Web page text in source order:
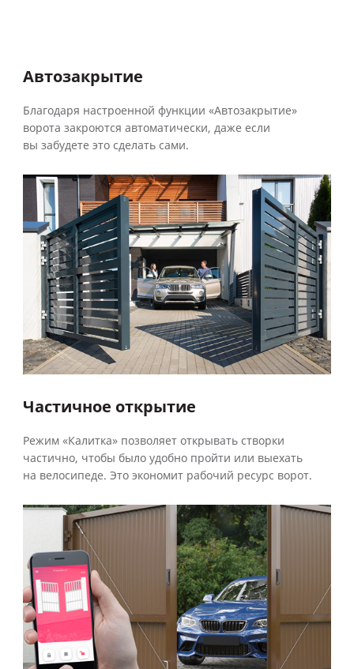
Автозакрытие
Благодаря настроенной функции «Автозакрытие»
ворота закроются автоматически, даже если
вы забудете это сделать сами.
Частичное открытие
Режим «Калитка» позволяет открывать створки
частично, чтобы было удобно пройти или выехать
на велосипеде. Это экономит рабочий ресурс ворот.